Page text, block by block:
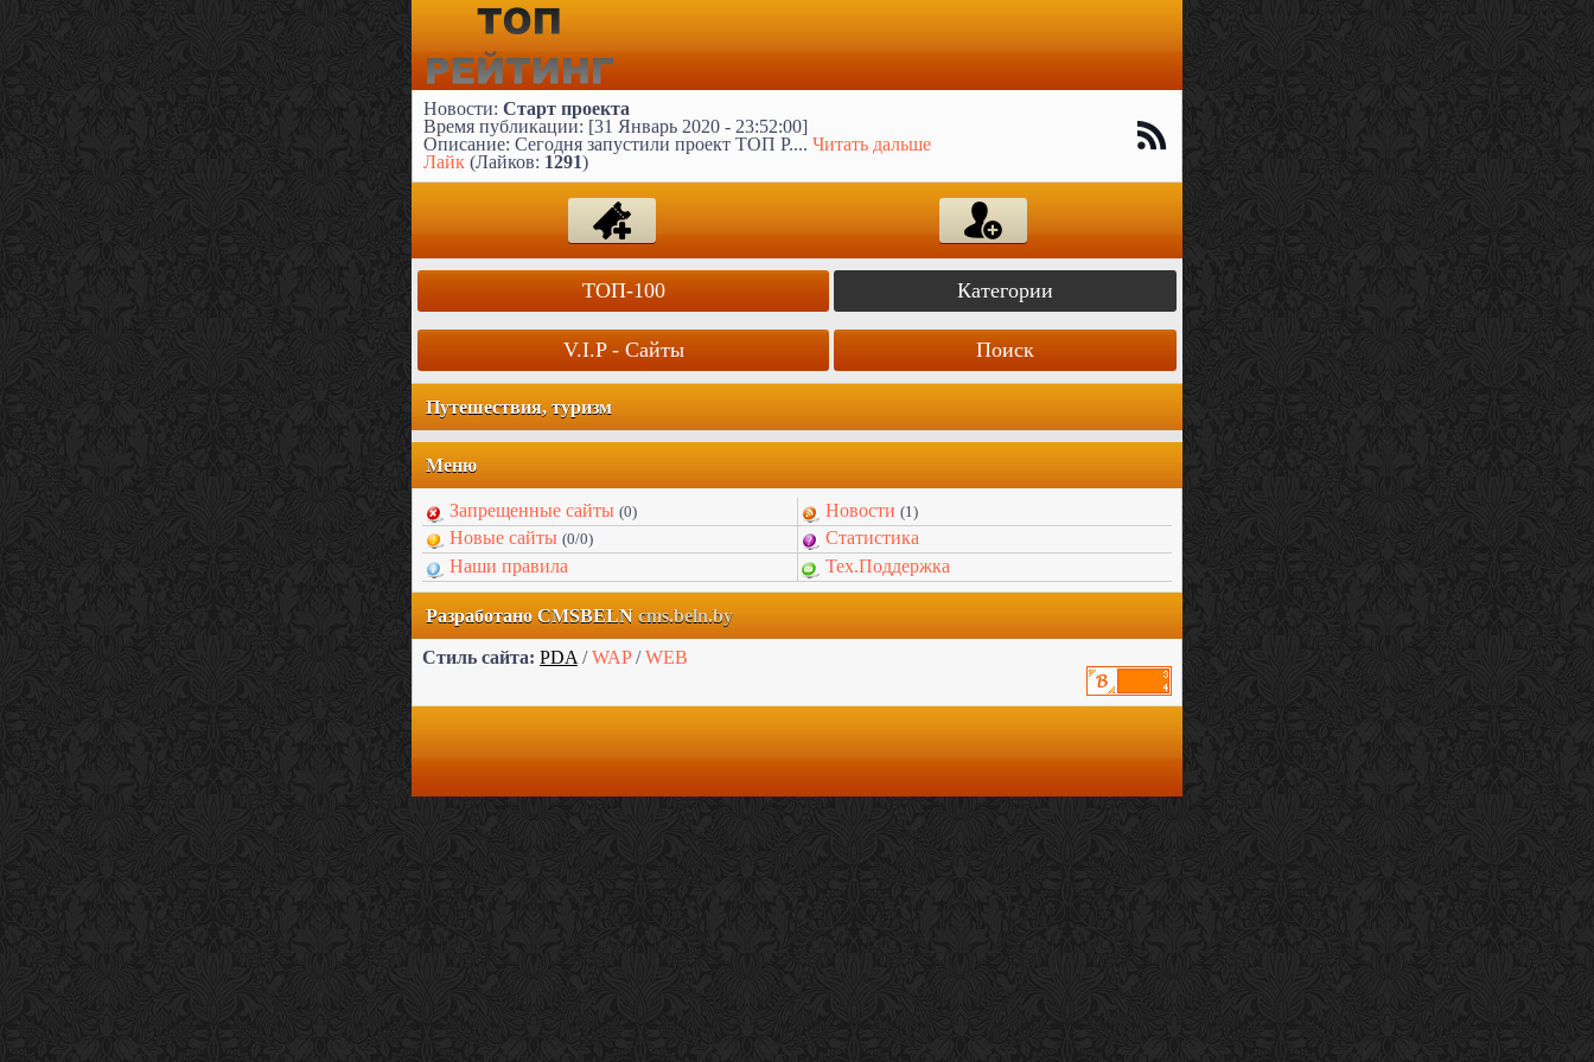
Новости: Старт проекта
Время публикации: [31 Январь 2020 - 23:52:00]
Описание: Сегодня запустили проект ТОП Р.... Читать дальше
Лайк (Лайков: 1291)
ТОП-100
V.I.P - Сайты
Категории
Поиск
Путешествия, туризм
Меню
Запрещенные сайты (0) Новости (1)
Новые сайты (0/0)
Статистика
Наши правила
Тех.Поддержка
Разработано CMSBELN cms.beln.by
Стиль сайта: PDA /WAP/WEB